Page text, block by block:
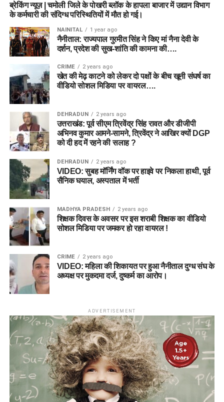
ब्रेकिंग न्यूज़ | चमोली जिले के पोखरी ब्लॉक के हापला बाजार में उद्यान विभाग
के कर्मचारी की संदिग्ध परिस्थितियों में मौत हो गई।
NAINITAL 1 year ago
नैनीताल: राज्यपाल गुरमीत सिंह ने किए मां नैना देवी के
दर्शन, प्रदेश की सुख-शांति की कामना की….
CRIME 2 years ago
खेत की मेढ़ काटने को लेकर दो पक्षों के बीच खूनी संघर्ष का
वीडियो सोशल मिडिया पर वायरल….
DEHRADUN 2 years ago
उत्तराखंड: पूर्व सीएम त्रिवेंद्र सिंह रावत और डीजीपी
अभिनव कुमार आमने-सामने, त्रिवेंद्र ने आखिर क्यों DGP
को दी हद में रहने की सलाह ?
DEHRADUN 2 years ago
VIDEO: सुबह मॉर्निंग वॉक पर हाइवे पर निकला हाथी, पूर्व
सैनिक घयाल, अस्पताल में भर्ती
MADHYA PRADESH 2 years ago
शिक्षक दिवस के अवसर पर इस शराबी शिक्षक का वीडियो
सोशल मिडिया पर जमकर हो रहा वायरल !
CRIME 2 years ago
VIDEO: महिला की शिकायत पर हुआ नैनीताल दुग्ध संघ के
अध्यक्ष पर मुकदमा दर्ज, दुष्कर्म का आरोप।
ADVERTISEMENT